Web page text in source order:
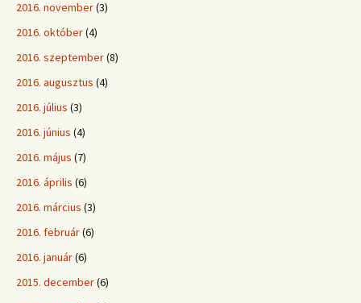
2016. november(3)
2016. október(4)
2016. szeptember(8)
2016. augusztus (4)
2016. július (3)
2016. június (4)
2016. május (7)
2016. április (6)
2016. március (3)
2016. február(6)
2016. január(6)
2015. december(6)